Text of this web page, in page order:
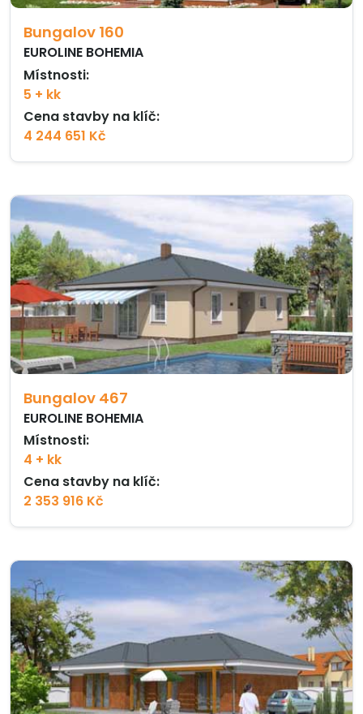
Bungalov 160
EUROLINE BOHEMIA
Místnosti:
5 + kk
Cena stavby na klíč:
4 244 651 Kč
Bungalov 467
EUROLINE BOHEMIA
Místnosti:
4 + kk
Cena stavby na klíč:
2 353 916 Kč